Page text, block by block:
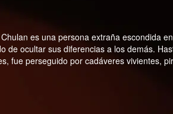
es una persona extraña escondida
de ocultar sus diferencias a los demás.
fue perseguido por cadáveres vivientes,